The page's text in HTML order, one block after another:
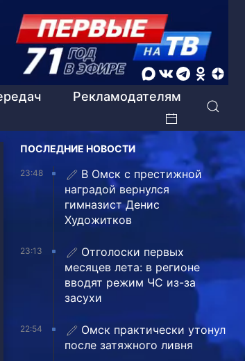
Рекламодателям
ПОСЛЕДНИЕ НОВОСТИ
23:48
В Омск с престижной
наградой вернулся
гимназист Денис
Художитков
23:13
Отголоски первых
месяцев лета: в регионе
вводят режим ЧС из-за
засухи
22:54
Омск практически утонул
после затяжного ливня